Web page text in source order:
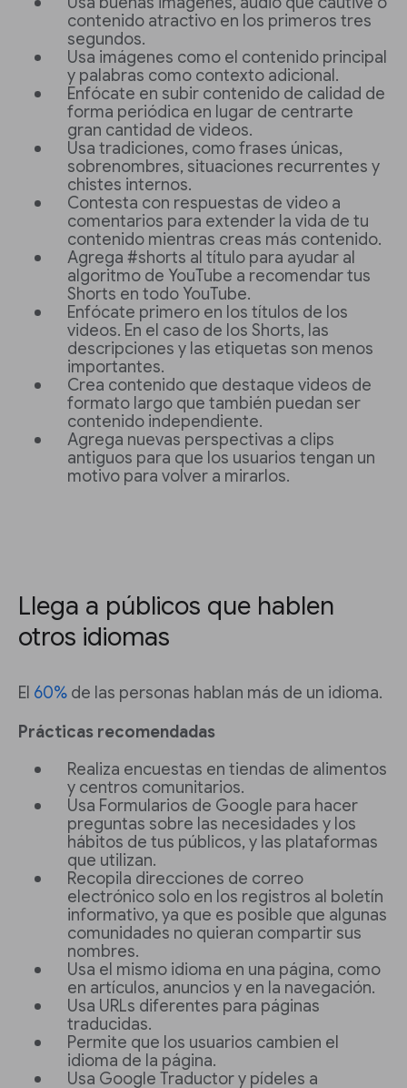
contenido atractivo en los primeros tres
segundos.
Usa imágenes como el contenido principal
y palabras como contexto adicional.
Enfócate en subir contenido de calidad de
forma periódica en lugar de centrarte
gran cantidad de videos.
Usa tradiciones, como frases únicas,
sobrenombres, situaciones recurrentes y
chistes internos.
Contesta con respuestas de video a
comentarios para extender la vida de tu
contenido mientras creas más contenido.
Agrega #shorts al título para ayudar al
algoritmo de YouTube a recomendar tus
Shorts en todo YouTube.
Enfócate primero en los títulos de los
videos. En el caso de los Shorts, las
descripciones y las etiquetas son menos
importantes.
Crea contenido que destaque videos de
formato largo que también puedan ser
contenido independiente.
Agrega nuevas perspectivas a clips
antiguos para que los usuarios tengan un
motivo para volver a mirarlos.
Llega a públicos que hablen
otros idiomas
El 60% de las personas hablan más de un idioma.
Prácticas recomendadas
Realiza encuestas en tiendas de alimentos
y centros comunitarios.
Usa Formularios de Google para hacer
preguntas sobre las necesidades y los
hábitos de tus públicos, y las plataformas
que utilizan.
Recopila direcciones de correo
electrónico solo en los registros al boletín
informativo, ya que es posible que algunas
comunidades no quieran compartir sus
nombres.
Usa el mismo idioma en una página, como
en artículos, anuncios y en la navegación.
Usa URLs diferentes para páginas
traducidas.
Permite que los usuarios cambien el
idioma de la página.
Usa Google Traductor y pídeles a